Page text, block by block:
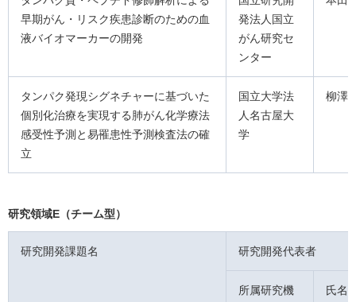
早期がん・リスク疾患診断のための血
液バイオマーカーの開発
発法人国立
がん研究セ
ンター
タンパク発現シグネチャーに基づいた
個別化治療を実現する肺がん化学療法
感受性予測と易罹患性予測検査法の確
立
国立大学法
人名古屋大
学
柳澤
研究領域E（チーム型）
研究開発課題名 研究開発代表者
所属研究機
氏名